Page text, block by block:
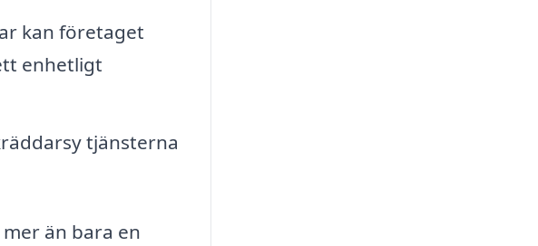
kan företaget
enhetligt
tjänsterna
än bara en